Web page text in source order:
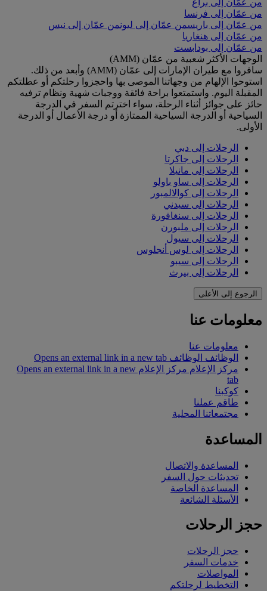
من عمّان إلى فرنسا
من عمّان إلى باريسمن عمّان إلى ليونمن عمّان إلى نيس
من عمّان إلى هنغاريا
من عمّان إلى بودابست
الوجهات الأكثر شعبية من عمّان (AMM)
سافروا مع طيران الإمارات إلى عمّان (AMM) وأبعد من ذلك.
استوحوا الإلهام من وجهاتنا الموصى بها واحجزوا رحلتكم أو عطلتكم
المقبلة اليوم. واستمتعوا براحة فائقة ووجبات شهية ونظام ترفيه
حائز على جوائز أثناء الرحلة، سواء اخترتم السفر في الدرجة
السياحية أو الدرجة السياحية الممتازة أو درجة الأعمال أو الدرجة
الأولى.
الرحلات إلى دبي
الرحلات إلى جاكرتا
الرحلات إلى مانيلا
الرحلات إلى ساو باولو
الرحلات إلى كوالالمبور
الرحلات إلى سيدني
الرحلات إلى سنغافورة
الرحلات إلى ملبورن
الرحلات إلى سيول
الرحلات إلى لوس أنجلوس
الرحلات إلى سيبو
الرحلات إلى بيرث
الرجوع إلى الأعلى
معلومات عنا
معلومات عنا
الوظائف الوظائف Opens an external link in a new tab
مركز الإعلام
مركز الإعلام Opens an external link in a new
tab
كوكبنا
طاقم عملنا
مجتمعاتنا المحلية
المساعدة
المساعدة والاتصال
تحديثات حول السفر
المساعدة الخاصة
الأسئلة الشائعة
حجز الرحلات
حجز الرحلات
خدمات السفر
المواصلات
التخطيط لرحلتكم